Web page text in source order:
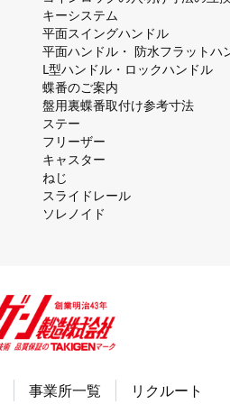
キーシステム
平⾯スイングハンドル
平⾯ハンドル・ 防⽔フラットハ
L型ハンドル・ロックハンドル
蝶番のご案内
盤⽤裏蝶番取付け参考⼨法
ステー
フリーザー
キャスター
ねじ
スライドレール
ソレノイド
事業所一覧 リクルート